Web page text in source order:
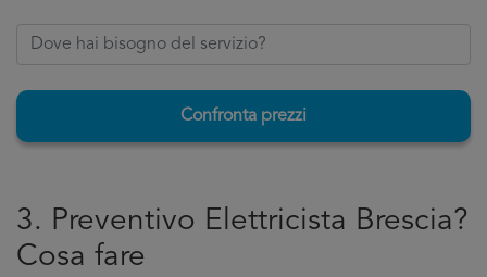
Confronta prezzi
3. Preventivo Elettricista Brescia?
Cosa fare